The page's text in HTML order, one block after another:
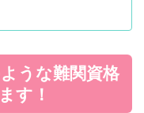
うな難関資格
す！